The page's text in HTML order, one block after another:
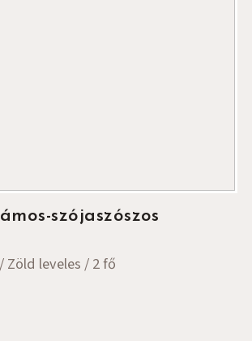
szójaszószos
Zöld leveles 2 fő